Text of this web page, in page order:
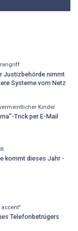
Justizbehörde nimmt
Systeme vom Netz
Kinder
Trick per E-Mail
kommt dieses Jahr -
Telefonbetrügers